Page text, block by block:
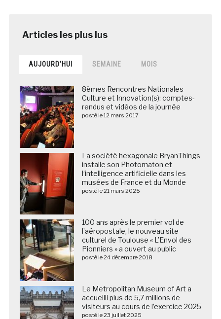
AUJOURD’HUI SEMAINE MOIS
8èmes Rencontres Nationales
Culture et Innovation(s): comptes-
rendus et vidéos de la journée
posté le 12 mars 2017
La société hexagonale BryanThings
installe son Photomaton et
l’intelligence artificielle dans les
musées de France et du Monde
posté le 21 mars 2025
100 ans après le premier vol de
l’aéropostale, le nouveau site
culturel de Toulouse « L’Envol des
Pionniers » a ouvert au public
posté le 24 décembre 2018
Le Metropolitan Museum of Art a
accueilli plus de 5,7 millions de
visiteurs au cours de l’exercice 2025
posté le 23 juillet 2025